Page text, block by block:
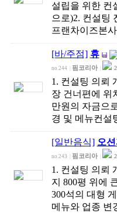
설립을 위한 컨
으로)2. 컨설팅
프랜차이즈본
[바/주점] 휴
no.244 핌코리아
1. 컨설팅 의뢰
장 건너편에 위
만원의 자금으
경 및 메뉴컨설
[일반음식] 오
no.243 핌코리아
1. 컨설팅 의뢰
지 800평 위에
300석의 대형
메뉴와 업종